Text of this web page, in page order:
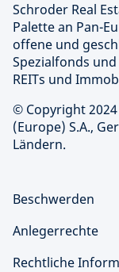
Schroder Real
Palette an Pan-
offene und
Spezialfonds
REITs und
© Copyright
(Europe) S.A.,
Ländern.
Beschwerden
Anlegerrechte
Rechtliche